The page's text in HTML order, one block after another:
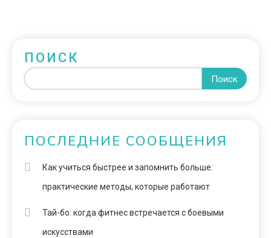
ПОИСК
Поиск
ПОСЛЕДНИЕ СООБЩЕНИЯ
Как учиться быстрее и запомнить больше:
практические методы, которые работают
Тай-бо: когда фитнес встречается с боевыми
искусствами